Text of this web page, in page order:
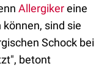
Allergikereine
sind sie
Schock bei
betont